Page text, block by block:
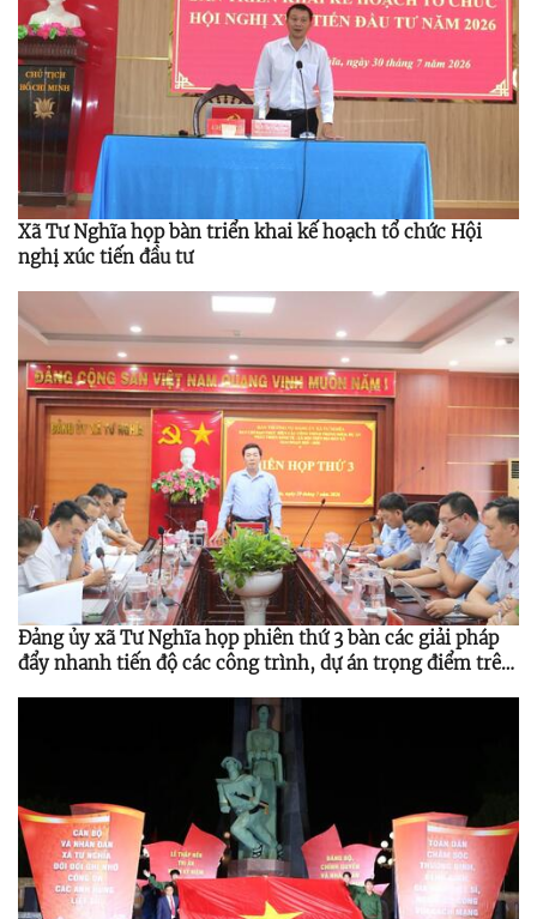
Xã Tư Nghĩa họp bàn triển khai kế hoạch tổ chức Hội
nghị xúc tiến đầu tư
Đảng ủy xã Tư Nghĩa họp phiên thứ 3 bàn các giải pháp
đẩy nhanh tiến độ các công trình, dự án trọng điểm trên